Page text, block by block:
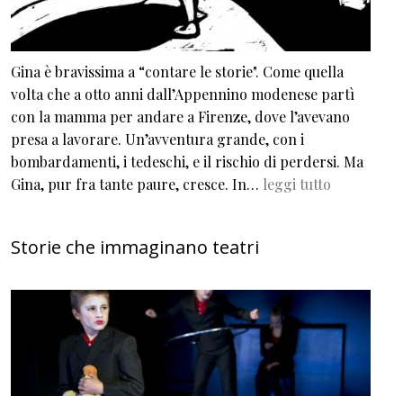
Gina è bravissima a “contare le storie". Come quella
volta che a otto anni dall’Appennino modenese partì
con la mamma per andare a Firenze, dove l’avevano
presa a lavorare. Un’avventura grande, con i
bombardamenti, i tedeschi, e il rischio di perdersi. Ma
Gina, pur fra tante paure, cresce. In… leggi tutto
Storie che immaginano teatri